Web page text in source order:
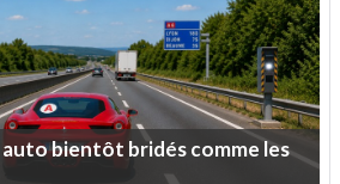
autobientôt bridéscommeles